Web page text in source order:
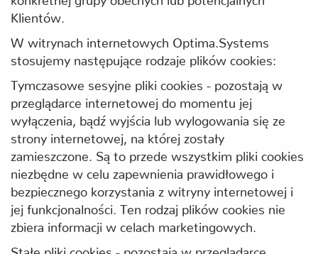
Klientów.
W witrynach internetowych Optima.Systems
stosujemy następujące rodzaje plików cookies:
Tymczasowe sesyjne pliki cookies - pozostają w
przeglądarce internetowej do momentu jej
wyłączenia, bądź wyjścia lub wylogowania się ze
strony internetowej, na której zostały
zamieszczone. Są to przede wszystkim pliki cookies
niezbędne w celu zapewnienia prawidłowego i
bezpiecznego korzystania z witryny internetowej i
jej funkcjonalności. Ten rodzaj plików cookies nie
zbiera informacji w celach marketingowych.
Stałe pliki cookies - pozostają w przeglądarce